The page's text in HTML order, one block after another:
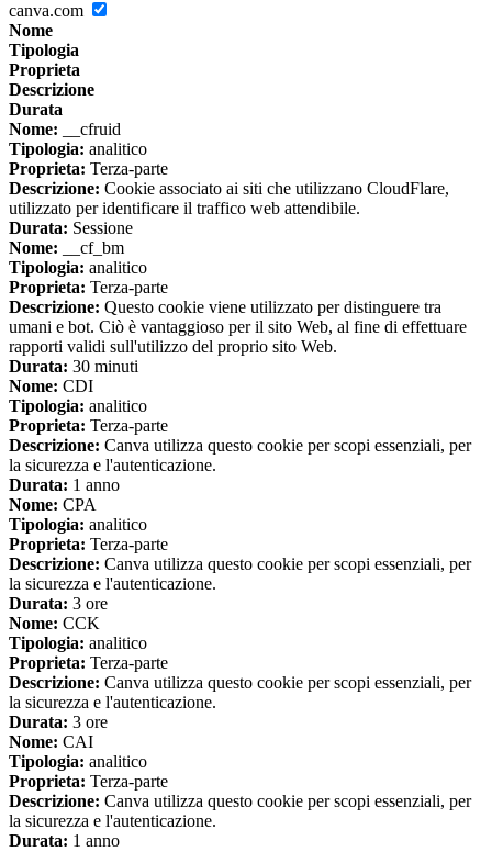
canva.com
Nome
Tipologia
Proprieta
Descrizione
Durata
Nome: __cfruid
Tipologia: analitico
Proprieta: Terza-parte
Descrizione: Cookie associato ai siti che utilizzano CloudFlare,
utilizzato per identificare il traffico web attendibile.
Durata: Sessione
Nome: __cf_bm
Tipologia: analitico
Proprieta: Terza-parte
Descrizione: Questo cookie viene utilizzato per distinguere tra
umani e bot. Ciò è vantaggioso per il sito Web, al fine di effettuare
rapporti validi sull'utilizzo del proprio sito Web.
Durata: 30 minuti
Nome: CDI
Tipologia: analitico
Proprieta: Terza-parte
Descrizione: Canva utilizza questo cookie per scopi essenziali, per
la sicurezza e l'autenticazione.
Durata: 1 anno
Nome: CPA
Tipologia: analitico
Proprieta: Terza-parte
Descrizione: Canva utilizza questo cookie per scopi essenziali, per
la sicurezza e l'autenticazione.
Durata: 3 ore
Nome: CCK
Tipologia: analitico
Proprieta: Terza-parte
Descrizione: Canva utilizza questo cookie per scopi essenziali, per
la sicurezza e l'autenticazione.
Durata: 3 ore
Nome: CAI
Tipologia: analitico
Proprieta: Terza-parte
Descrizione: Canva utilizza questo cookie per scopi essenziali, per
la sicurezza e l'autenticazione.
Durata: 1 anno